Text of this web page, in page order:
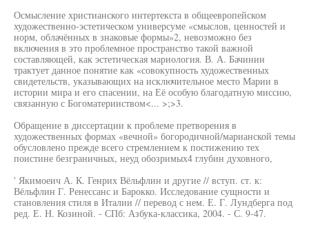
Осмысление христианского интертекста в общеевропейском
художественно-эстетическом универсуме «смыслов, ценностей и
норм, облачённых в знаковые формы»2, невозможно без
включения в это проблемное пространство такой важной
составляющей, как эстетическая мариология. В. А. Бачинин
трактует данное понятие как «совокупность художественных
свидетельств, указывающих на исключительное место Марии в
истории мира и его спасении, на Её особую благодатную миссию,
связанную с Богоматерииством<... >;>3.
Обращение в диссертации к проблеме претворения в
художественных формах «вечной» богородичной/марианской темы
обусловлено прежде всего стремлением к постижению тех
поистине безграничных, неуд обозримых4 глубин духовного,
' Якимоеич А. К. Генрих Вёльфлин и другие // вступ. ст. к:
Вёльфлин Г. Ренессанс и Барокко. Исследование сущности и
становления стиля в Италии // перевод с нем. Е. Г. Лундберга под
ред. Е. Н. Козиной. - СПб: Азбука-классика, 2004. - С. 9-47.